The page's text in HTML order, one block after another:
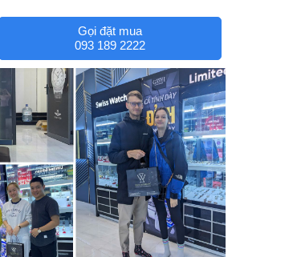
Gọi đặt mua
093 189 2222